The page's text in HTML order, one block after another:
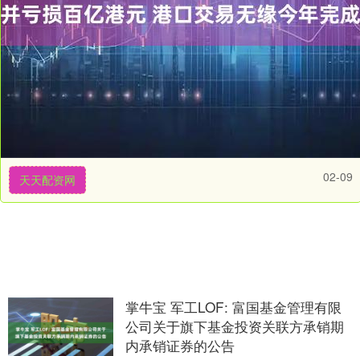
天天配资网 02-09
掌牛宝 军工LOF: 富国基金管理有限
公司关于旗下基金投资关联方承销期
内承销证券的公告